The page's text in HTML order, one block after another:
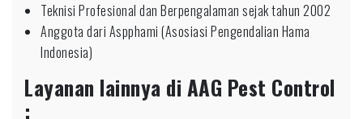
Teknisi Profesional dan Berpengalaman sejak tahun 2002
Anggota dari Aspphami (Asosiasi Pengendalian Hama
Indonesia)
Layanan lainnya di AAG Pest Control
: